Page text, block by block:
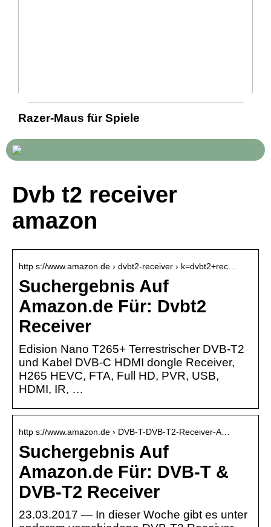
Razer-Maus für Spiele
Dvb t2 receiver
amazon
http s://www.amazon.de › dvbt2-receiver › k=dvbt2+rec…
Suchergebnis Auf
Amazon.de Für: Dvbt2
Receiver
Edision Nano T265+ Terrestrischer DVB-T2
und Kabel DVB-C HDMI dongle Receiver,
H265 HEVC, FTA, Full HD, PVR, USB,
HDMI, IR, …
http s://www.amazon.de › DVB-T-DVB-T2-Receiver-A…
Suchergebnis Auf
Amazon.de Für: DVB-T &
DVB-T2 Receiver
23.03.2017 — In dieser Woche gibt es unter